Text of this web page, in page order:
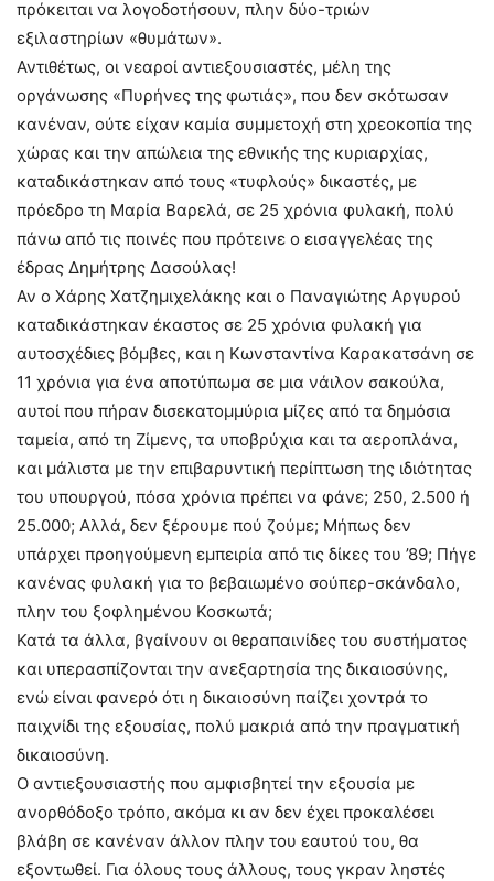
πρόκειται να λογοδοτήσουν, πλην δύο-τριών
εξιλαστηρίων «θυμάτων».
Αντιθέτως, οι νεαροί αντιεξουσιαστές, μέλη της
οργάνωσης «Πυρήνες της φωτιάς», που δεν σκότωσαν
κανέναν, ούτε είχαν καμία συμμετοχή στη χρεοκοπία της
χώρας και την απώλεια της εθνικής της κυριαρχίας,
καταδικάστηκαν από τους «τυφλούς» δικαστές, με
πρόεδρο τη Μαρία Βαρελά, σε 25 χρόνια φυλακή, πολύ
πάνω από τις ποινές που πρότεινε ο εισαγγελέας της
έδρας Δημήτρης Δασούλας!
Αν ο Χάρης Χατζημιχελάκης και ο Παναγιώτης Αργυρού
καταδικάστηκαν έκαστος σε 25 χρόνια φυλακή για
αυτοσχέδιες βόμβες, και η Κωνσταντίνα Καρακατσάνη σε
11 χρόνια για ένα αποτύπωμα σε μια νάιλον σακούλα,
αυτοί που πήραν δισεκατομμύρια μίζες από τα δημόσια
ταμεία, από τη Ζίμενς, τα υποβρύχια και τα αεροπλάνα,
και μάλιστα με την επιβαρυντική περίπτωση της ιδιότητας
του υπουργού, πόσα χρόνια πρέπει να φάνε; 250, 2.500 ή
25.000; Αλλά, δεν ξέρουμε πού ζούμε; Μήπως δεν
υπάρχει προηγούμενη εμπειρία από τις δίκες του ’89; Πήγε
κανένας φυλακή για το βεβαιωμένο σούπερ-σκάνδαλο,
πλην του ξοφλημένου Κοσκωτά;
Κατά τα άλλα, βγαίνουν οι θεραπαινίδες του συστήματος
και υπερασπίζονται την ανεξαρτησία της δικαιοσύνης,
ενώ είναι φανερό ότι η δικαιοσύνη παίζει χοντρά το
παιχνίδι της εξουσίας, πολύ μακριά από την πραγματική
δικαιοσύνη.
Ο αντιεξουσιαστής που αμφισβητεί την εξουσία με
ανορθόδοξο τρόπο, ακόμα κι αν δεν έχει προκαλέσει
βλάβη σε κανέναν άλλον πλην του εαυτού του, θα
εξοντωθεί. Για όλους τους άλλους, τους γκραν ληστές